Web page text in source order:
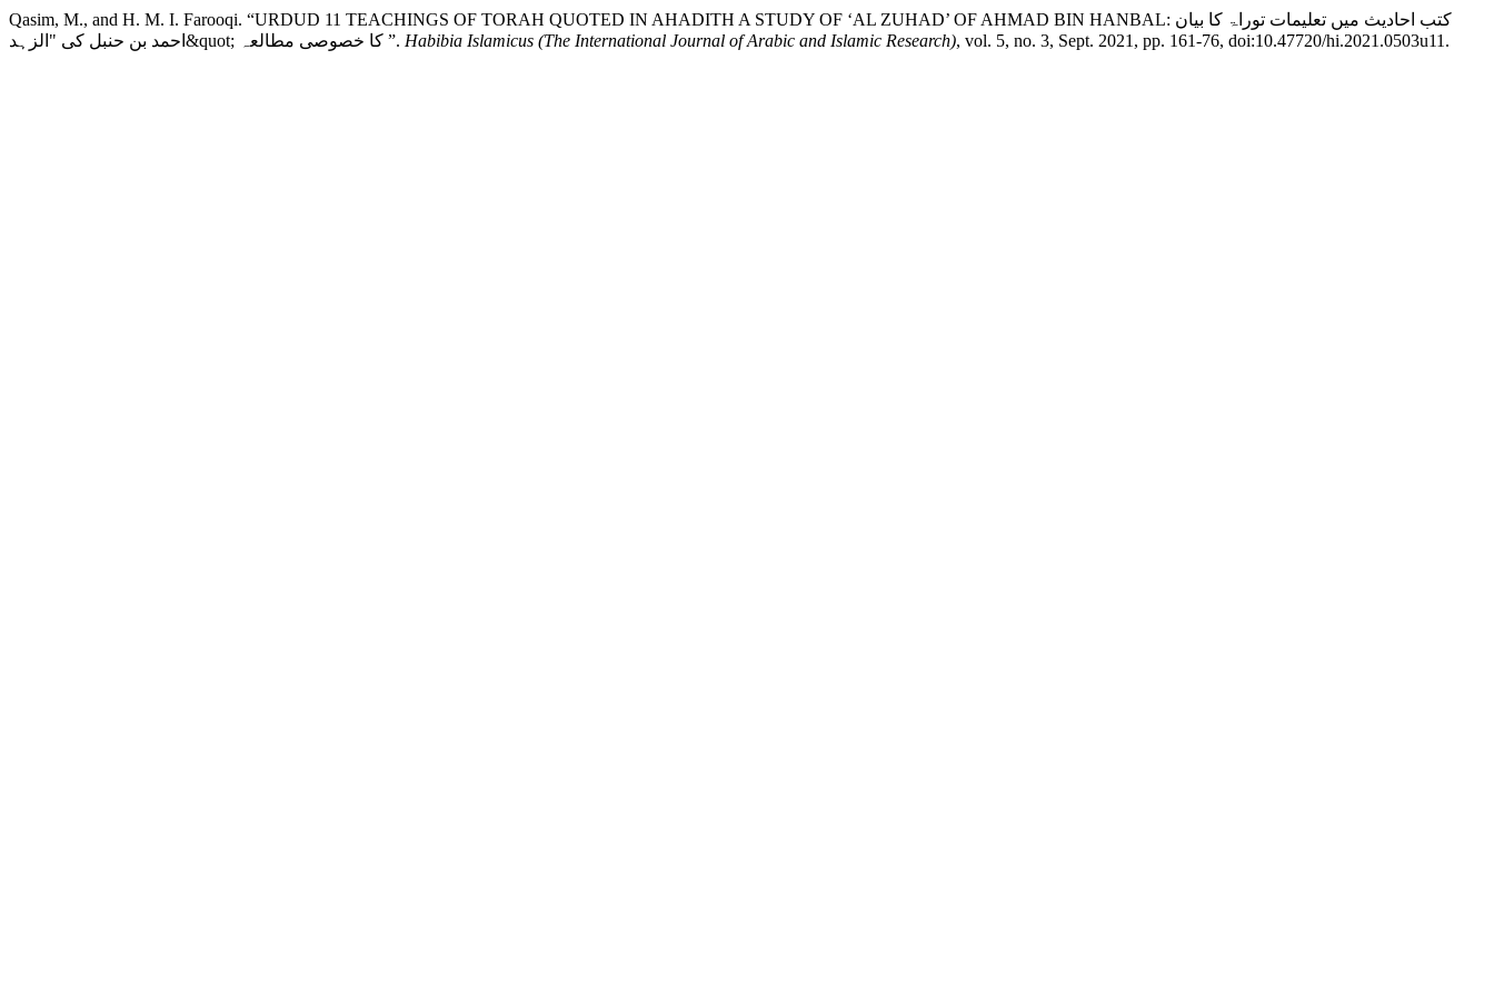
Qasim, M., and H. M. I. Farooqi. “URDUD 11 TEACHINGS OF TORAH QUOTED IN AHADITH A STUDY OF ‘AL ZUHAD’ OF AHMAD BIN HANBAL: کتب احادیث میں تعلیمات توراۃ کا بیان
احمد بن حنبل کی "الزہد&quot; کا خصوصی مطالعہ ”. Habibia Islamicus (The International Journal of Arabic and Islamic Research), vol. 5, no. 3, Sept. 2021, pp. 161-76, doi:10.47720/hi.2021.0503u11.